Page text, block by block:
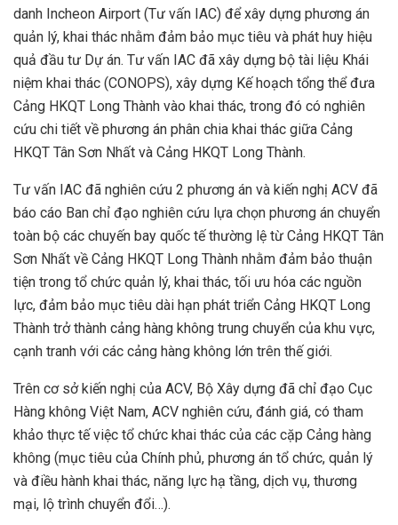
danh Incheon Airport (Tư vấn IAC) để xây dựng phương án
quản lý, khai thác nhằm đảm bảo mục tiêu và phát huy hiệu
quả đầu tư Dự án. Tư vấn IAC đã xây dựng bộ tài liệu Khái
niệm khai thác (CONOPS), xây dựng Kế hoạch tổng thể đưa
Cảng HKQT Long Thành vào khai thác, trong đó có nghiên
cứu chi tiết về phương án phân chia khai thác giữa Cảng
HKQT Tân Sơn Nhất và Cảng HKQT Long Thành.
Tư vấn IAC đã nghiên cứu 2 phương án và kiến nghị ACV đã
báo cáo Ban chỉ đạo nghiên cứu lựa chọn phương án chuyển
toàn bộ các chuyến bay quốc tế thường lệ từ Cảng HKQT Tân
Sơn Nhất về Cảng HKQT Long Thành nhằm đảm bảo thuận
tiện trong tổ chức quản lý, khai thác, tối ưu hóa các nguồn
lực, đảm bảo mục tiêu dài hạn phát triển Cảng HKQT Long
Thành trở thành cảng hàng không trung chuyển của khu vực,
cạnh tranh với các cảng hàng không lớn trên thế giới.
Trên cơ sở kiến nghị của ACV, Bộ Xây dựng đã chỉ đạo Cục
Hàng không Việt Nam, ACV nghiên cứu, đánh giá, có tham
khảo thực tế việc tổ chức khai thác của các cặp Cảng hàng
không (mục tiêu của Chính phủ, phương án tổ chức, quản lý
và điều hành khai thác, năng lực hạ tầng, dịch vụ, thương
mại, lộ trình chuyển đổi…).